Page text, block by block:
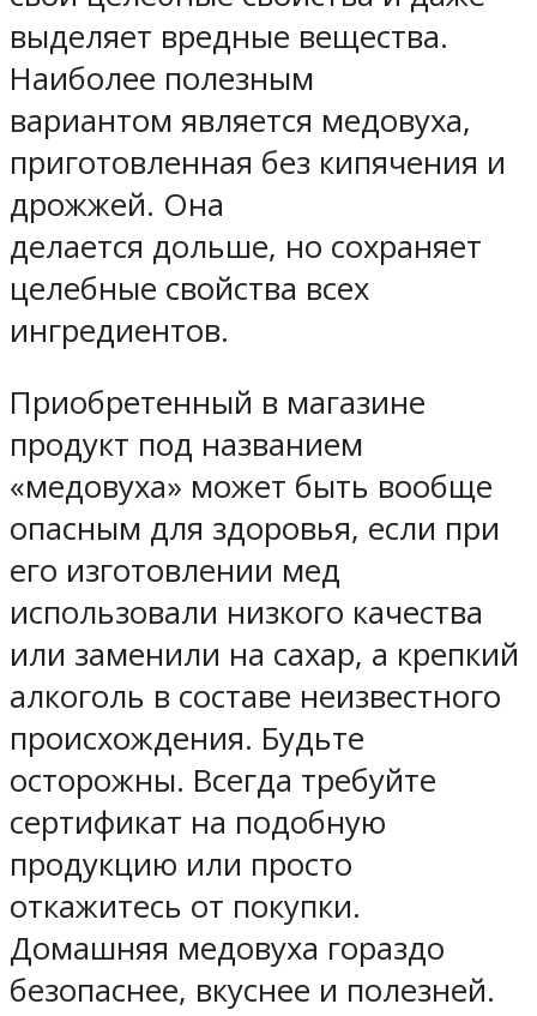
выделяет вредные вещества.
Наиболее полезным
вариантом является медовуха,
приготовленная без кипячения и
дрожжей. Она
делается дольше, но сохраняет
целебные свойства всех
ингредиентов.
Приобретенный в магазине
продукт под названием
«медовуха» может быть вообще
опасным для здоровья, если при
его изготовлении мед
использовали низкого качества
или заменили на сахар, а крепкий
алкоголь в составе неизвестного
происхождения. Будьте
осторожны. Всегда требуйте
сертификат на подобную
продукцию или просто
откажитесь от покупки.
Домашняя медовуха гораздо
безопаснее, вкуснее и полезней.